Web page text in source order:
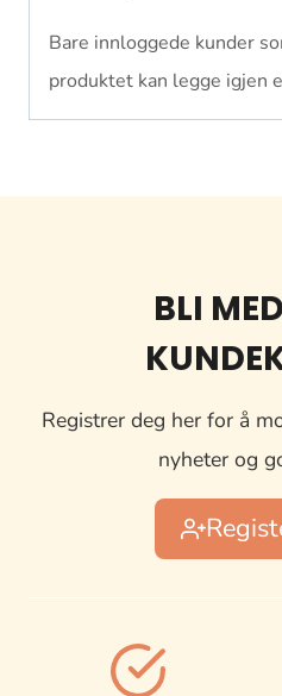
Bare innloggede kunder
produktet kan legge igjen
BLI
Registrer deg her for å
nyheter og